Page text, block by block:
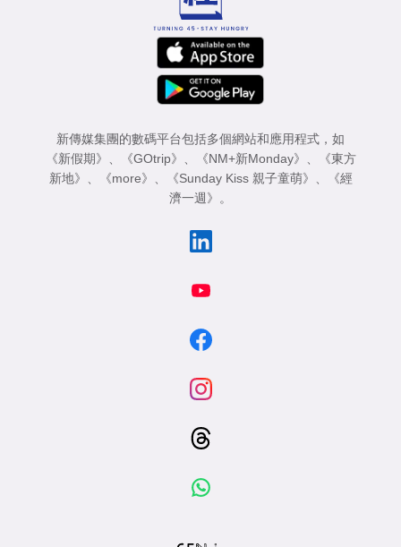
新傳媒集團的數碼平台包括多個網站和應用程式，如
《新假期》 、 《GOtrip》 、 《NM+新Monday》 、
《東方
新地》 、 《more》 、 《Sunday Kiss 親子童萌》 、
《經
濟一週》 。